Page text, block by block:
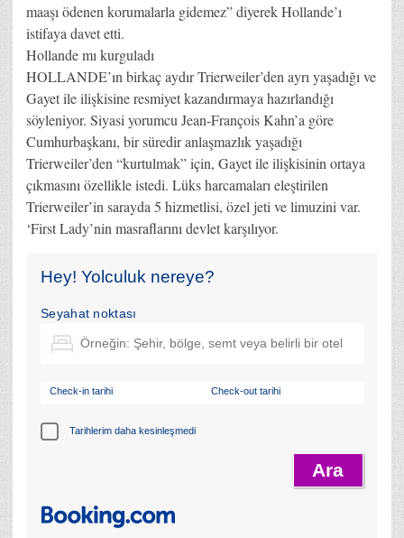
maaşı ödenen korumalarla gidemez” diyerek Hollande’ı
istifaya davet etti.
Hollande mı kurguladı
HOLLANDE’ın birkaç aydır Trierweiler’den ayrı yaşadığı ve
Gayet ile ilişkisine resmiyet kazandırmaya hazırlandığı
söyleniyor. Siyasi yorumcu Jean-François Kahn’a göre
Cumhurbaşkanı, bir süredir anlaşmazlık yaşadığı
Trierweiler’den “kurtulmak” için, Gayet ile ilişkisinin ortaya
çıkmasını özellikle istedi. Lüks harcamaları eleştirilen
Trierweiler’in sarayda 5 hizmetlisi, özel jeti ve limuzini var.
‘First Lady’nin masraflarını devlet karşılıyor.
Hey! Yolculuk nereye?
Seyahat noktası
Check-in tarihi Check-out tarihi
Tarihlerim daha kesinleşmedi